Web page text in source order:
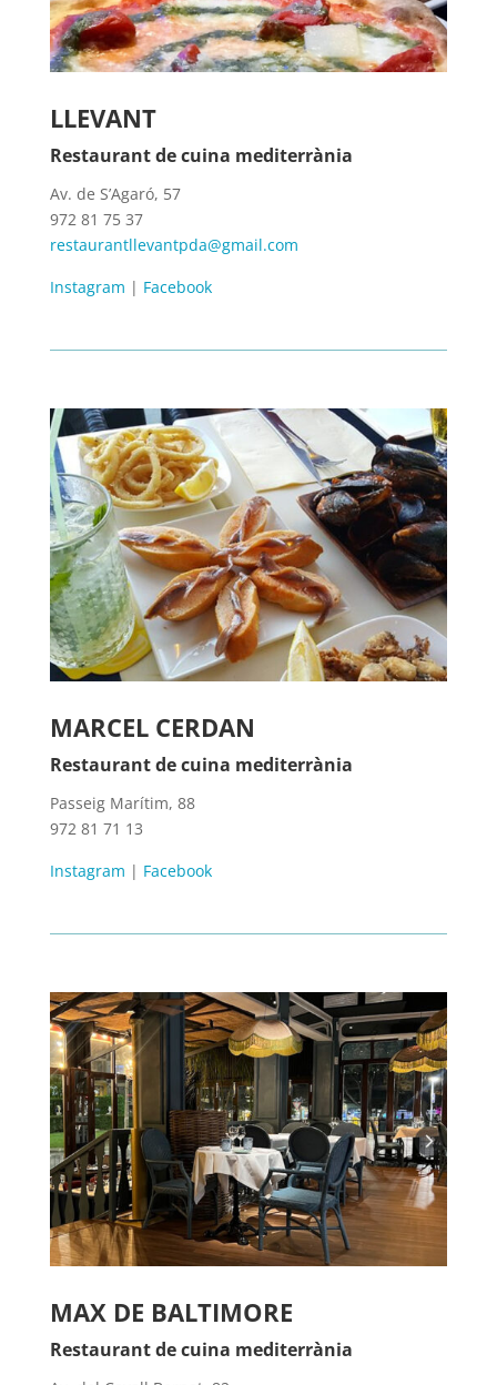
LLEVANT
Restaurant de cuina mediterrània
Av. de S’Agaró, 57
972 81 75 37
restaurantllevantpda@gmail.com
Instagram | Facebook
MARCEL CERDAN
Restaurant de cuina mediterrània
Passeig Marítim, 88
972 81 71 13
Instagram | Facebook
MAX DE BALTIMORE
Restaurant de cuina mediterrània